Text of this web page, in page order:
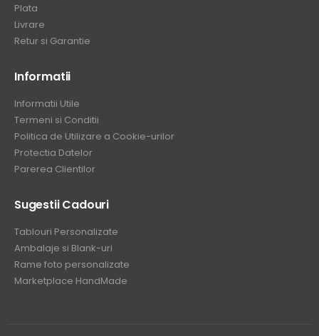
Plata
Livrare
Retur si Garantie
Informatii
Informatii Utile
Termeni si Conditii
Politica de Utilizare a Cookie-urilor
Protectia Datelor
Parerea Clientilor
Sugestii Cadouri
Tablouri Personalizate
Ambalaje si Blank-uri
Rame foto personalizate
Marketplace HandMade